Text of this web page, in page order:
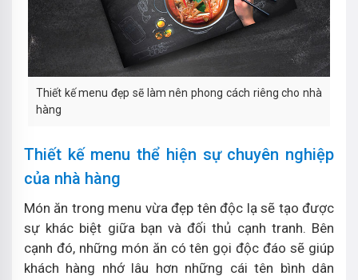
Thiết kế menu đẹp sẽ làm nên phong cách riêng cho nhà
hàng
Thiết kế menu thể hiện sự chuyên nghiệp
của nhà hàng
Món ăn trong menu vừa đẹp tên độc lạ sẽ tạo được
sự khác biệt giữa bạn và đối thủ cạnh tranh. Bên
cạnh đó, những món ăn có tên gọi độc đáo sẽ giúp
khách hàng nhớ lâu hơn những cái tên bình dân